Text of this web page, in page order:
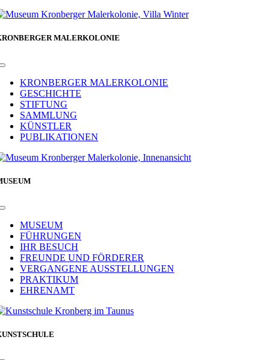
MALERKOLONIE
Toggle
NavigationKRONBERGER MALERKOLONIE
GESCHICHTE
STIFTUNG
SAMMLUNG
KÜNSTLER
PUBLIKATIONEN
Toggle
NavigationMUSEUM
FÜHRUNGEN
IHR BESUCH
FREUNDE UND FÖRDERER
VERGANGENE AUSSTELLUNGEN
PRAKTIKUM
EHRENAMT